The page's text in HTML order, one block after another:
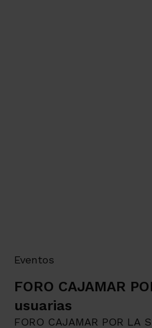
Eventos
FORO CAJAMAR
usuarias
FORO CAJAMAR POR LA